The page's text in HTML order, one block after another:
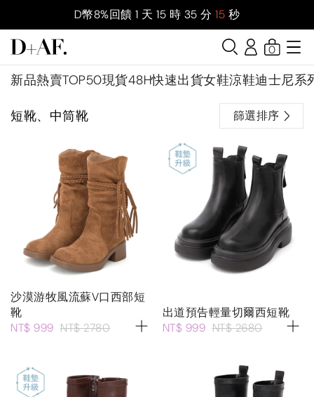
D幣8%回饋 1 天 15 時 35 分 15 秒
新品熱賣TOP50現貨48H快速出貨女鞋涼鞋迪士尼系
0
短靴、中筒靴 篩選排序
沙漠游牧風流蘇V口西部短
靴
NT$ 999 NT$ 2780
出道預告輕量切爾西短靴
NT$ 999 NT$ 2680